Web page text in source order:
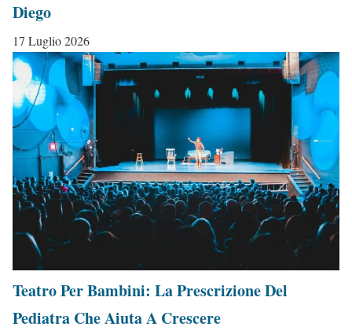
Diego
17 Luglio 2026
Teatro Per Bambini: La Prescrizione Del
Pediatra Che Aiuta A Crescere